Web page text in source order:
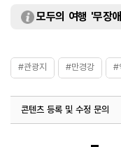
모두의 여행 '무장
#관광지 #만경강 #
콘텐츠 등록 및 수정 문의